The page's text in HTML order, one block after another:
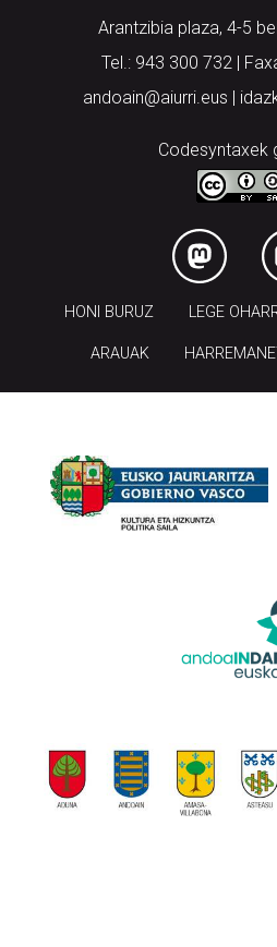
Arantzibia plaza, 4-5
Tel.: 943 300 732 |
andoain@aiurri.eus |
Codesyntaxek
HONI BURUZ LEGE
ARAUAK